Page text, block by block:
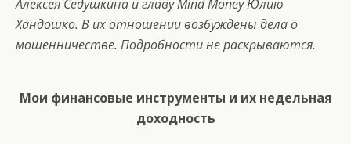
Алексея Седушкина и главу Mind Money Юлию
Хандошко. В их отношении возбуждены дела о
мошенничестве. Подробности не раскрываются.
Мои финансовые инструменты и их недельная
доходность